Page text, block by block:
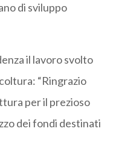
di sviluppo
il lavoro svolto
“Ringrazio
per il prezioso
dei fondi destinati